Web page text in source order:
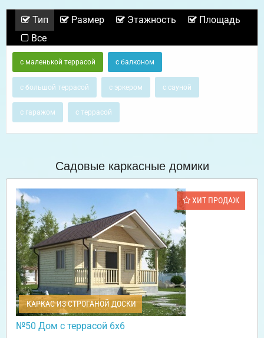
Тип Размер Этажность
Площадь
Все
с маленькой террасой с балконом
с большой террасой с эркером с сауной
с гаражом с террасой
Садовые каркасные домики
ХИТ ПРОДАЖ
КАРКАС ИЗ СТРОГАНОЙ ДОСКИ
№50 Дом с террасой 6х6